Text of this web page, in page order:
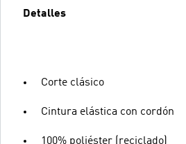
Detalles
Corte clásico
Cintura elástica con cordón
100% poliéster (reciclado)